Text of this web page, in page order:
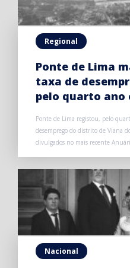
Regional
Ponte de Lima
taxa de
pelo quarto ano
Ponte de Lima registou, pelo
desemprego do distrito de Viana
divulgados no mais recente
Nacional